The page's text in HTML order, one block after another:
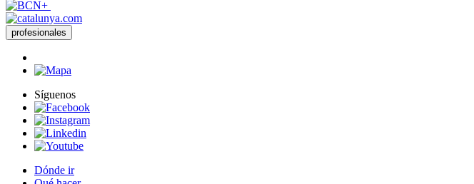
profesionales
Síguenos
Dónde ir